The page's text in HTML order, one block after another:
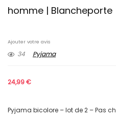
homme | Blancheporte
Ajouter votre avis
34 Pyjama
24,99€
Pyjama bicolore – lot de 2 – Pas